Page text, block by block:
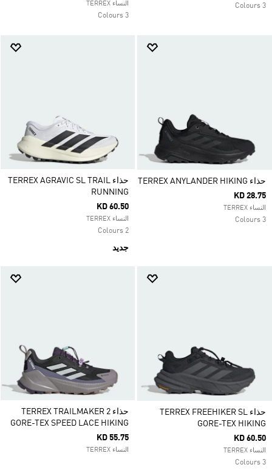
3 Colours النساء TERREX
3 Colours
حذاء TERREX ANYLANDER HIKING
KD 28.75
النساء TERREX
3 Colours
حذاء TERREX AGRAVIC SL TRAIL
RUNNING
KD 60.50
النساء TERREX
2 Colours
جديد
حذاء TERREX FREEHIKER SL
GORE-TEX HIKING
KD 60.50
النساء TERREX
3 Colours
حذاء TERREX TRAILMAKER 2
GORE-TEX SPEED LACE HIKING
KD 55.75
النساء TERREX